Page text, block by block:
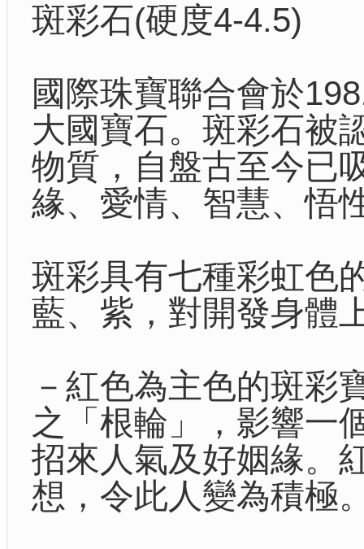
斑彩石(硬度4-4.5)
國際珠寶聯合會於
大國寶石。斑彩石被
物質，自盤古至今已
緣、愛情、智慧、悟
斑彩具有七種彩虹色
藍、紫，對開發身體
－紅色為主色的斑彩
之「根輪」，影響一
招來人氣及好姻緣。
想，令此人變為積極